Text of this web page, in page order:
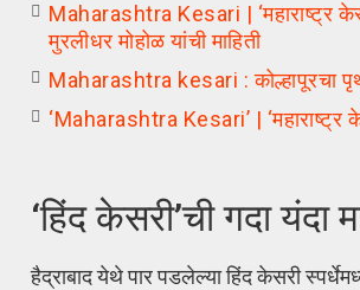
Maharashtra Kesari | ‘महाराष्ट्र
मुरलीधर मोहोळ यांची माहिती
Maharashtra kesari : कोल्हापूरचा
‘Maharashtra Kesari’ | ‘महाराष्ट्र
‘हिंद केसरी’ची गदा
हैद्राबाद येथे पार पडलेल्या हिंद केसरी